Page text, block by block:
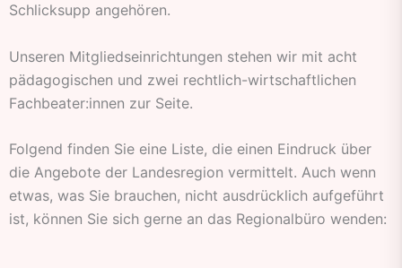
Schlicksupp angehören.
Unseren Mitgliedseinrichtungen stehen wir mit acht
pädagogischen und zwei rechtlich-wirtschaftlichen
Fachbeater:innen zur Seite.
Folgend finden Sie eine Liste, die einen Eindruck über
die Angebote der Landesregion vermittelt. Auch wenn
etwas, was Sie brauchen, nicht ausdrücklich aufgeführt
ist, können Sie sich gerne an das Regionalbüro wenden: